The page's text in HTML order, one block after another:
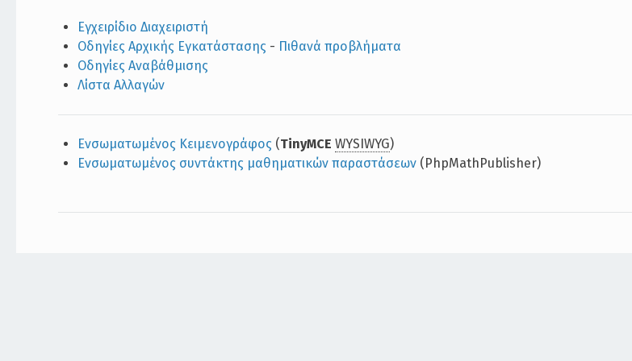
Εγχειρίδιο Διαχειριστή
Οδηγίες Αρχικής Εγκατάστασης - Πιθανά προβλήματα
Οδηγίες Αναβάθμισης
Λίστα Αλλαγών
Ενσωματωμένος Κειμενογράφος (TinyMCE WYSIWYG)
Ενσωματωμένος συντάκτης μαθηματικών παραστάσεων (PhpMathPublisher)